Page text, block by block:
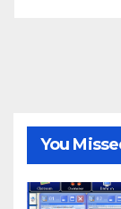
You